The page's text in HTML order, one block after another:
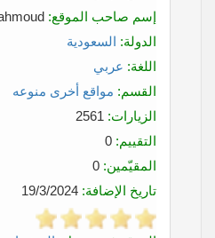
إسم صاحب الموقع:
الدولة: السعودية
اللغة: عربي
القسم: مواقع أخرى منوعه
الزيارات:
التقييم:
المقيّمين:
تاريخ الإضافة: